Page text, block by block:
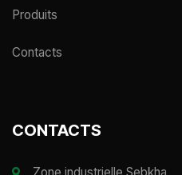
Produits
Contacts
CONTACTS